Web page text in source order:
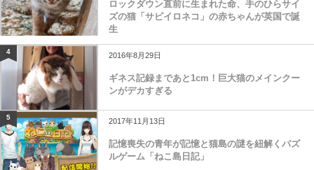
ロックダウン直前に生まれた命、手のひらサイ
ズの猫「サビイロネコ」の赤ちゃんが英国で誕
生
4 2016年8月29日
ギネス記録まであと1cm！巨大猫のメインクー
ンがデカすぎる
5 2017年11月13日
記憶喪失の青年が記憶と猫島の謎を紐解くパズ
ルゲーム「ねこ島日記」